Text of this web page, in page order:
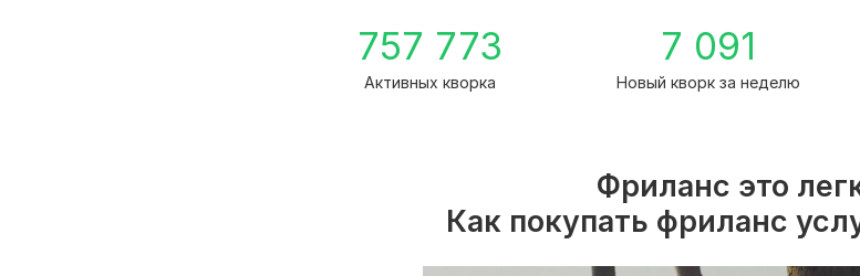
757 773
Активных кворка
7 091
Новый кворк за неделю
Фриланс это
Как покупать фриланс